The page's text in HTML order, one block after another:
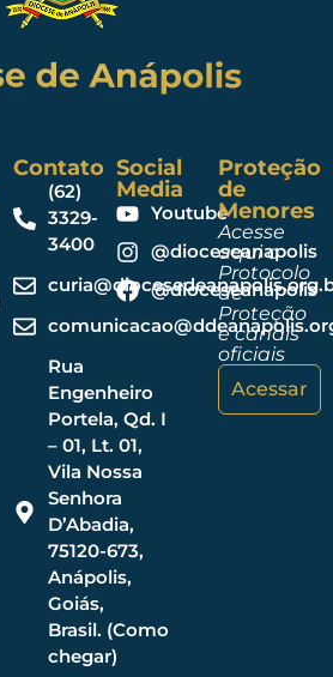
Contato
(62)
3329-
3400
Rua
Engenheiro
Portela, Qd. I
– 01, Lt. 01,
Vila Nossa
Senhora
D’Abadia,
75120-673,
Anápolis,
Goiás,
Brasil. (Como
chegar)
Social
Media
Youtube
@dioceseanapolis
@dioceseanapolis
Proteção
de
Menores
Acesse
aqui o
Protocolo
de
Proteção
e canais
oficiais
Acessar